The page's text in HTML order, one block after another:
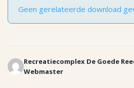
Geen gerelateerde download
Recreatiecomplex De Goede
Webmaster